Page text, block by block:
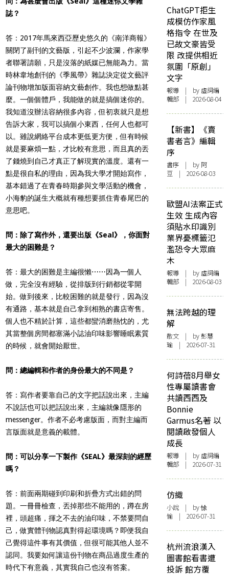
誌？
答：2017年馬來西亞歷史悠久的《南洋商報》
關閉了副刊的文藝版，引起不少波瀾，作家學
者聯署請願，只是沒落的紙媒已無能為力。當
時林韋地創刊的《季風帶》雜誌決定從文藝評
論刊物增加版面容納文藝創作。我也想做點甚
麼。一個個體戶，我能做的就是搞個迷你的。
我知道沒辦法容納很多內容，但初衷就只是想
告訴大家，我可以搞個小東西，任何人也都可
以。雖說網絡平台成本更低更方便，但有時候
就是要麻煩一點，才比較有意思，而且真的丟
了錢燒到自己才真正了解現實的溫度。還有一
點是很自私的理由，因為我大學才開始寫作，
基本錯過了在青春時期參與文學活動的機會，
小海豹的誕生大概就有種想要抓住青春尾巴的
意思吧。
問：除了寫作外，還要出版《Seal》，你面對
最大的困難是？
答：最大的困難是主編很懶⋯⋯因為一個人
做，完全沒有經驗，從排版到行銷都從零開
始。做到後來，比較困難的就是發行，因為沒
有通路，基本就是自己拿到相熟的書店寄售。
個人也不精於計算，這些都蠻消磨熱忱的，尤
其當整個房間都塞滿小誌油印味影響睡眠素質
的時候，就會開始厭世。
問：總編輯和作者的身份最大的不同是？
答：寫作者要靠自己的文字把話說出來，主編
不說話也可以把話說出來，主編就像隱形的
messenger。作者不必考慮版面，而對主編而
言版面就是意義的載體。
問：可以分享一下製作《SEAL》最深刻的經歷
嗎？
答：前面兩期碰到印刷和折疊方式出錯的問
題。一冊冊檢查，丟掉那些不能用的，蹲在房
裡，頭超痛，揮之不去的油印味，不禁要問自
己，做實體刊物認真對得起環境嗎？即便我自
己覺得這件事有其價值，但很可能其他人並不
認同。我要如何讓這份刊物在商品過度生產的
時代下有意義，其實我自己也沒有答案。
ChatGPT拒生
成模仿作家風
格指令 在世及
已故文豪皆受
限 改提供相近
氛圍「原創」
文字
報導 | by 虛詞編
輯部 | 2026-08-04
【新書】《賣
書者言》編輯
序
書序 | by 阿
豆 | 2026-08-03
歐盟AI法案正式
生效 生成內容
須貼水印識別
業界憂標籤氾
濫恐令大眾麻
木
報導 | by 虛詞編
輯部 | 2026-08-03
無法跨越的理
解
散文 | by 彭慧
瑜 | 2026-07-31
何詩蓓8月舉女
性專屬讀書會
共讀西西及
Bonnie
Garmus名著 以
閱讀啟發個人
成長
報導 | by 虛詞編
輯部 | 2026-07-31
仿織
小說 | by 悇
愉 | 2026-07-31
杭州流浪漢入
圖書館看書遭
投訴 館方覆